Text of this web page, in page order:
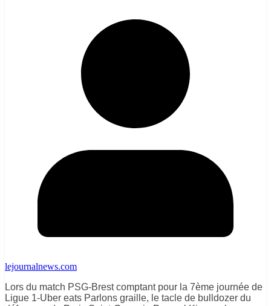
lejournalnews.com
Lors du match PSG-Brest comptant pour la 7ème journée de
Ligue 1-Uber eats Parlons graille, le tacle de bulldozer du